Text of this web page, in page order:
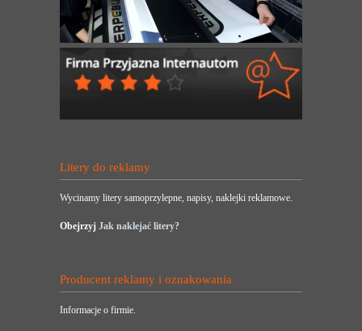
Litery do reklamy
Wycinamy litery samoprzylepne, napisy, naklejki reklamowe.
Obejrzyj Jak naklejać litery?
Producent reklamy i oznakowania
Informacje o firmie.